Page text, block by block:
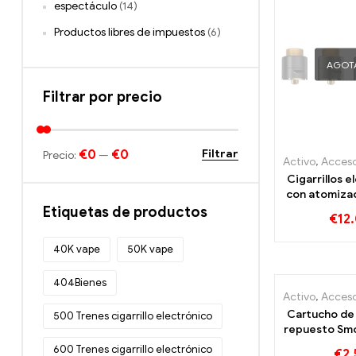
Activo, Accesorios
Cigarrillos
con
al por
€
Activo, Accesorios
Cartucho de
repuesto
espectáculo (14)
Productos libres de impuestos (6)
Filtrar por precio
Filtrar
Precio: €0 — €0
Etiquetas de productos
40K vape 50K vape
404Bienes
500 Trenes cigarrillo electrónico
600 Trenes cigarrillo electrónico